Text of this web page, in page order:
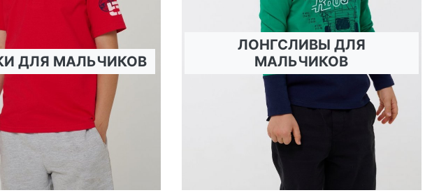
ДЛЯ МАЛЬЧИКОВ
ЛОНГСЛИВЫ ДЛЯ
МАЛЬЧИКОВ